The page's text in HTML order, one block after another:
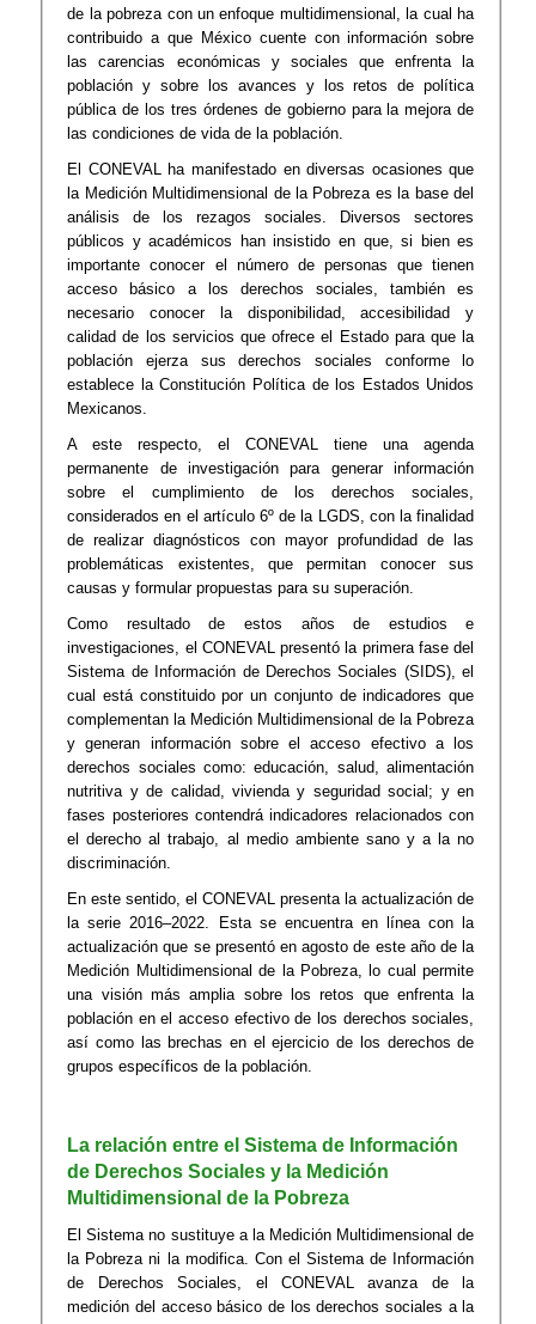
de la pobreza con un enfoque multidimensional, la cual ha
contribuido a que México cuente con información sobre
las carencias económicas y sociales que enfrenta la
población y sobre los avances y los retos de política
pública de los tres órdenes de gobierno para la mejora de
las condiciones de vida de la población.
El CONEVAL ha manifestado en diversas ocasiones que
la Medición Multidimensional de la Pobreza es la base del
análisis de los rezagos sociales. Diversos sectores
públicos y académicos han insistido en que, si bien es
importante conocer el número de personas que tienen
acceso básico a los derechos sociales, también es
necesario conocer la disponibilidad, accesibilidad y
calidad de los servicios que ofrece el Estado para que la
población ejerza sus derechos sociales conforme lo
establece la Constitución Política de los Estados Unidos
Mexicanos.
A este respecto, el CONEVAL tiene una agenda
permanente de investigación para generar información
sobre el cumplimiento de los derechos sociales,
considerados en el artículo 6º de la LGDS, con la finalidad
de realizar diagnósticos con mayor profundidad de las
problemáticas existentes, que permitan conocer sus
causas y formular propuestas para su superación.
Como resultado de estos años de estudios e
investigaciones, el CONEVAL presentó la primera fase del
Sistema de Información de Derechos Sociales (SIDS), el
cual está constituido por un conjunto de indicadores que
complementan la Medición Multidimensional de la Pobreza
y generan información sobre el acceso efectivo a los
derechos sociales como: educación, salud, alimentación
nutritiva y de calidad, vivienda y seguridad social; y en
fases posteriores contendrá indicadores relacionados con
el derecho al trabajo, al medio ambiente sano y a la no
discriminación.
En este sentido, el CONEVAL presenta la actualización de
la serie 2016–2022. Esta se encuentra en línea con la
actualización que se presentó en agosto de este año de la
Medición Multidimensional de la Pobreza, lo cual permite
una visión más amplia sobre los retos que enfrenta la
población en el acceso efectivo de los derechos sociales,
así como las brechas en el ejercicio de los derechos de
grupos específicos de la población.
La relación entre el Sistema de Información
de Derechos Sociales y la Medición
Multidimensional de la Pobreza
El Sistema no sustituye a la Medición Multidimensional de
la Pobreza ni la modifica. Con el Sistema de Información
de Derechos Sociales, el CONEVAL avanza de la
medición del acceso básico de los derechos sociales a la